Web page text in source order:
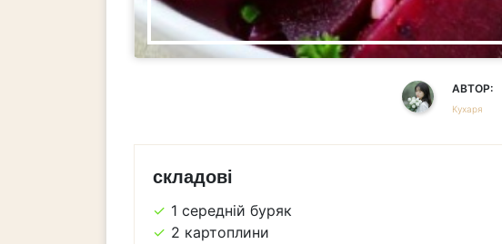
АВТОР:
Кухаря
складові
1 середній буряк
2 картоплини